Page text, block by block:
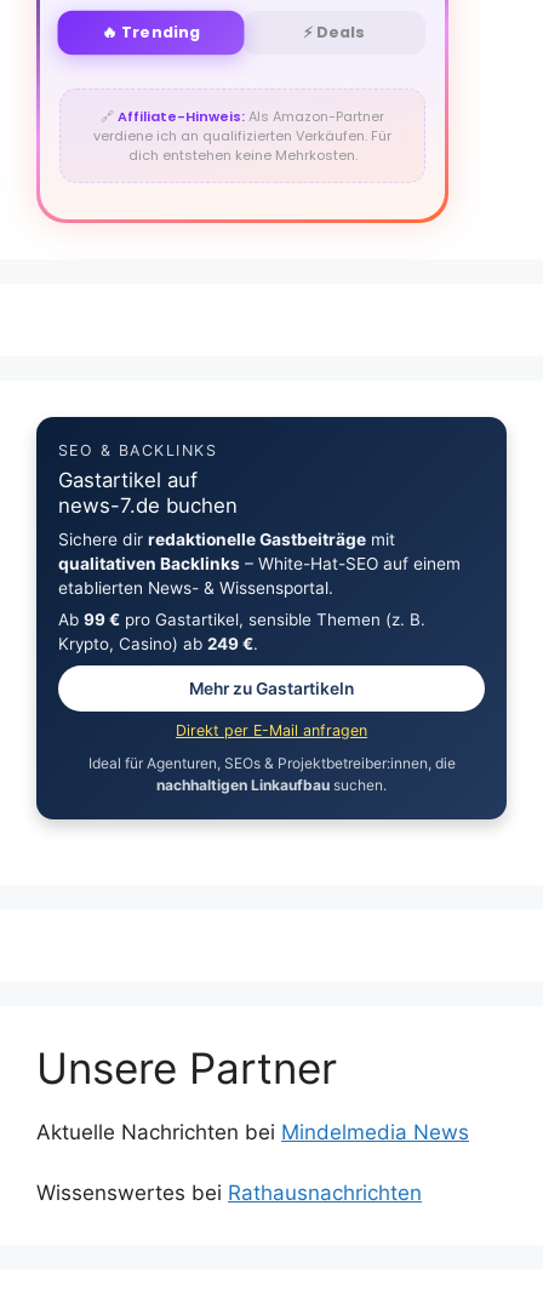
🔥 Trending ⚡ Deals
🔗Affiliate-Hinweis:Als Amazon-Partner
verdiene ich an qualifizierten Verkäufen. Für
dich entstehen keine Mehrkosten.
SEO & BACKLINKS
Gastartikel auf
news-7.de buchen
Sichere dir redaktionelle Gastbeiträgemit
qualitativen Backlinks– White-Hat-SEO auf einem
etablierten News- & Wissensportal.
Ab 99 €pro Gastartikel, sensible Themen (z. B.
Krypto, Casino) ab 249 €.
Mehr zu Gastartikeln
Direkt per E-Mail anfragen
Ideal für Agenturen, SEOs & Projektbetreiber:innen, die
nachhaltigen Linkaufbau suchen.
Unsere Partner
Aktuelle Nachrichten bei Mindelmedia News
Wissenswertes bei Rathausnachrichten